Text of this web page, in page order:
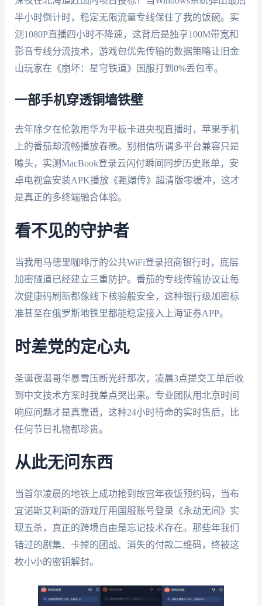
半小时倒计时，稳定无限流量专线保住了我的饭碗。实
测1080P直播四小时不降速，这背后是独享100M带宽和
影音专线分流技术，游戏包优先传输的数据策略让旧金
山玩家在《崩坏：星穹铁道》国服打到0%丢包率。
一部手机穿透铜墙铁壁
去年除夕在伦敦用华为平板卡进央视直播时，苹果手机
上的番茄却流畅播放春晚。别相信所谓多平台兼容只是
噱头，实测MacBook登录云闪付瞬间同步历史账单，安
卓电视盒安装APK播放《甄嬛传》超清版零缓冲，这才
是真正的多终端融合体验。
看不见的守护者
当我用马德里咖啡厅的公共WiFi登录招商银行时，底层
加密隧道已经建立三重防护。番茄的专线传输协议让每
次健康码刷新都像线下核验般安全，这种银行级加密标
准甚至在俄罗斯地铁里都能稳定接入上海证券APP。
时差党的定心丸
圣诞夜温哥华暴雪压断光纤那次，凌晨3点提交工单后收
到中文技术方案时我差点哭出来。专业团队用北京时间
响应问题才是真靠谱，这种24小时待命的实时售后，比
任何节日礼物都珍贵。
从此无问东西
当首尔凌晨的地铁上成功抢到故宫年夜饭预约码，当布
宜诺斯艾利斯的游戏厅用国服账号登录《永劫无间》实
现五杀，真正的跨境自由是忘记技术存在。那些年我们
错过的剧集、卡掉的团战、消失的付款二维码，终被这
枚小小的密钥解封。